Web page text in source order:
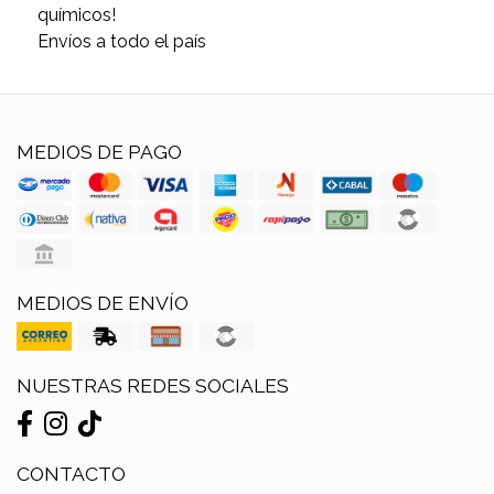
químicos!
Envíos a todo el país
MEDIOS DE PAGO
MEDIOS DE ENVÍO
NUESTRAS REDES SOCIALES
CONTACTO